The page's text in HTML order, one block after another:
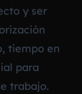
y ser
tiempo en
para
trabajo.